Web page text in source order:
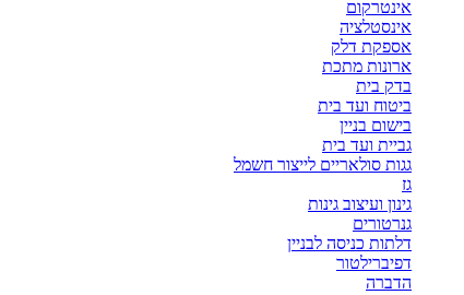
אינטרקום
אינסטלציה
אספקת דלק
ארונות מתכת
בדק בית
ביטוח ועד בית
בישום בניין
גביית ועד בית
גגות סולאריים לייצור חשמל
גז
גינון ועיצוב גינות
גנרטורים
דלתות כניסה לבניין
דפיברילטור
הדברה